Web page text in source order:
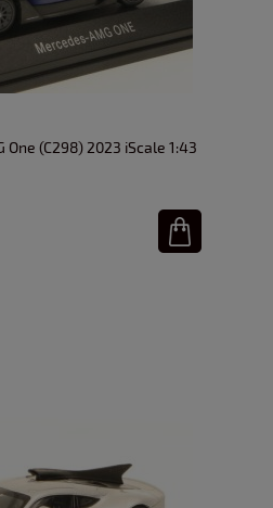
(C298) 2023 iScale 1:43